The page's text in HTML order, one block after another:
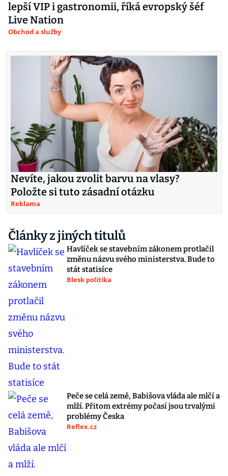
lepší VIP i gastronomii, říká evropský šéf
Live Nation
Obchod a služby
Nevíte, jakou zvolit barvu na vlasy?
Položte si tuto zásadní otázku
Reklama
Články z jiných titulů
Havlíček se stavebním zákonem protlačil
změnu názvu svého ministerstva. Bude to
stát statisíce
Blesk politika
Peče se celá země, Babišova vláda ale mlčí a
mlží. Přitom extrémy počasí jsou trvalými
problémy Česka
Reflex.cz